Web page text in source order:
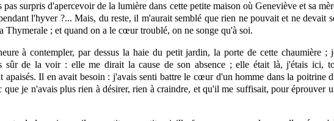
pas surpris d'apercevoir de la lumière dans cette petite maison où Geneviève et sa
l'hyver ?... Mais, du reste,il m'aurait semblé que rien ne pouvait et ne devait
Thymerale ; et quand on a le cœur troublé, on ne songe qu'à soi.
à contempler, par dessus la haie du petit jardin, la porte de cette chaumière ;
sûr de la voir : elle me dirait la cause de son absence ; elle était là, j'étais ici,
apaisés. Il en avait besoin : j'avais senti battre le cœur d'un homme dans la poitrine
que je n'avais plus rien à désirer, rien à craindre, et qu'il me suffisait, pour éprouver